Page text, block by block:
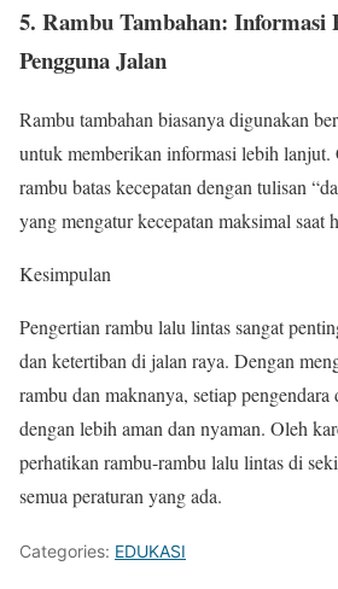
5. Rambu Tambahan: Informasi
Pengguna Jalan
Rambu tambahan biasanya digunakan
untuk memberikan informasi lebih lanjut.
rambu batas kecepatan dengan tulisan
yang mengatur kecepatan maksimal saat
Kesimpulan
Pengertian rambu lalu lintas sangat
dan ketertiban di jalan raya. Dengan
rambu dan maknanya, setiap pengendara
dengan lebih aman dan nyaman. Oleh
perhatikan rambu-rambu lalu lintas di
semua peraturan yang ada.
Categories: EDUKASI